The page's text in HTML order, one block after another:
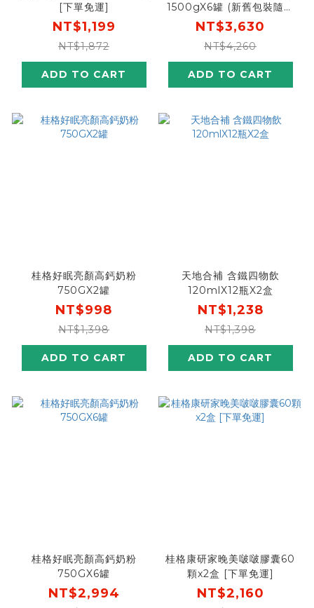
[下單免運]
NT$1,199
NT$1,872
ADD TO CART
1500gX6罐 (新舊包裝隨機
出貨，內容相同請安心購買)
NT$3,630
NT$4,260
ADD TO CART
桂格好眠亮顏高鈣奶粉
750GX2罐
NT$998
NT$1,398
ADD TO CART
天地合補 含鐵四物飲
120mlX12瓶X2盒
NT$1,238
NT$1,398
ADD TO CART
桂格好眠亮顏高鈣奶粉
750GX6罐
NT$2,994
桂格康研家晚美啵啵膠囊60
顆x2盒 [下單免運]
NT$2,160